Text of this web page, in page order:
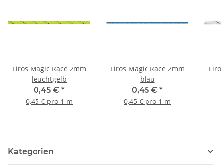
Liros Magic Race 2mm
leuchtgelb
0,45 € *
0,45 € pro 1 m
Liros Magic Race 2mm
blau
0,45 € *
0,45 € pro 1 m
Kategorien